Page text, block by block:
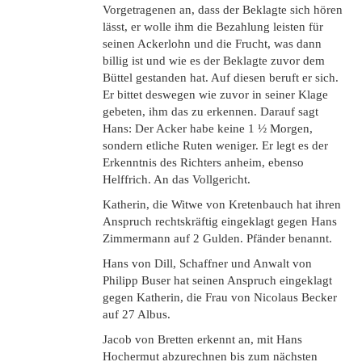
Vorgetragenen an, dass der Beklagte sich hören
lässt, er wolle ihm die Bezahlung leisten für
seinen Ackerlohn und die Frucht, was dann
billig ist und wie es der Beklagte zuvor dem
Büttel gestanden hat. Auf diesen beruft er sich.
Er bittet deswegen wie zuvor in seiner Klage
gebeten, ihm das zu erkennen. Darauf sagt
Hans: Der Acker habe keine 1 ½ Morgen,
sondern etliche Ruten weniger. Er legt es der
Erkenntnis des Richters anheim, ebenso
Helffrich. An das Vollgericht.
Katherin, die Witwe von Kretenbauch hat ihren
Anspruch rechtskräftig eingeklagt gegen Hans
Zimmermann auf 2 Gulden. Pfänder benannt.
Hans von Dill, Schaffner und Anwalt von
Philipp Buser hat seinen Anspruch eingeklagt
gegen Katherin, die Frau von Nicolaus Becker
auf 27 Albus.
Jacob von Bretten erkennt an, mit Hans
Hochermut abzurechnen bis zum nächsten